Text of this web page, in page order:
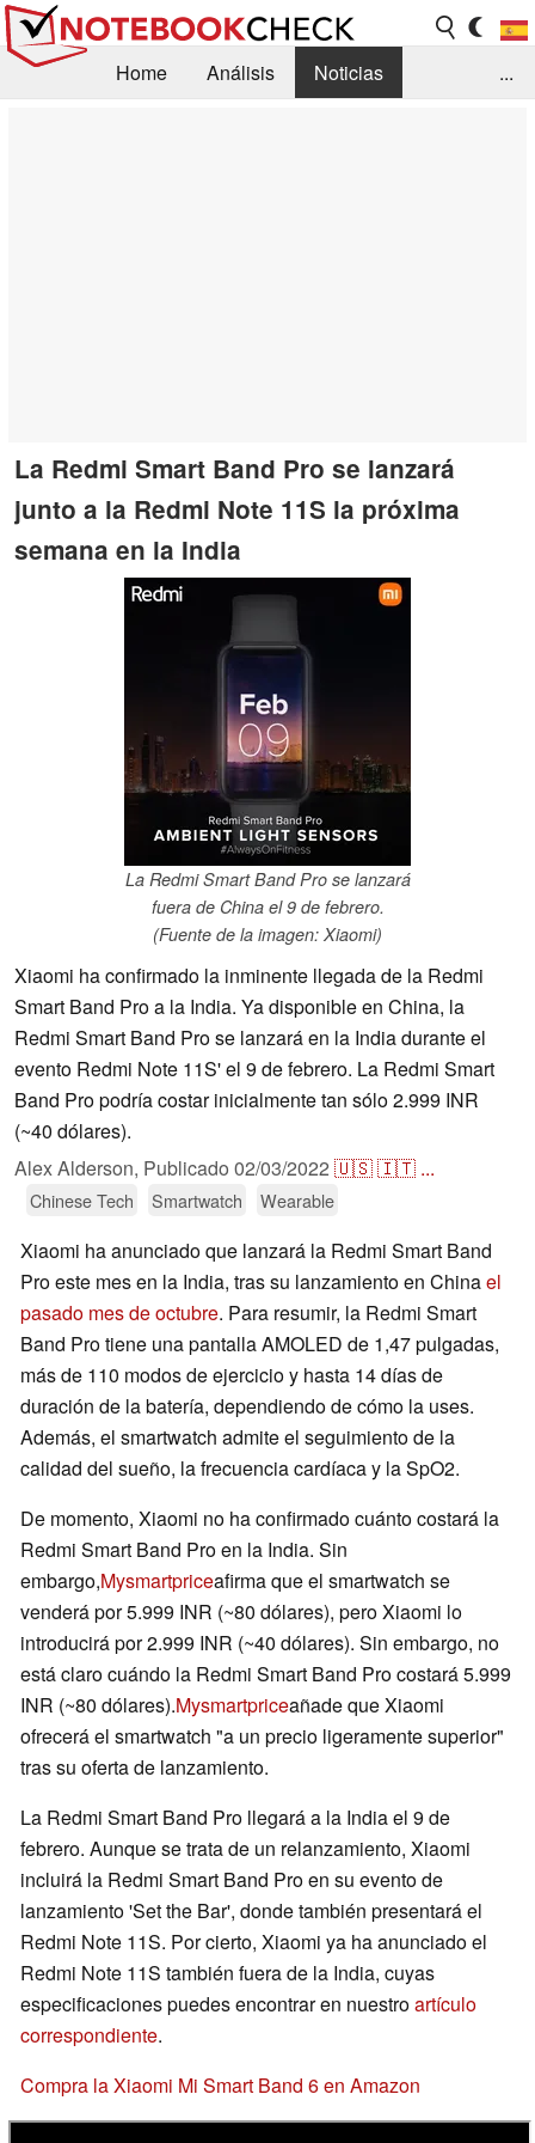
Home Análisis
Noticias
...
La Redmi Smart Band Pro se lanzará
junto a la Redmi Note 11S la próxima
semana en la India
La Redmi Smart Band Pro se lanzará
fuera de China el 9 de febrero.
(Fuente de la imagen: Xiaomi)
Xiaomi ha confirmado la inminente llegada de la Redmi
Smart Band Pro a la India. Ya disponible en China, la
Redmi Smart Band Pro se lanzará en la India durante el
evento Redmi Note 11S' el 9 de febrero. La Redmi Smart
Band Pro podría costar inicialmente tan sólo 2.999 INR
(~40 dólares).
Alex Alderson, Publicado 02/03/2022 🇺🇸🇮🇹 ...
Chinese Tech Smartwatch Wearable
Xiaomi ha anunciado que lanzará la Redmi Smart Band
Pro este mes en la India, tras su lanzamiento en Chinael
pasado mes de octubre. Para resumir, la Redmi Smart
Band Pro tiene una pantalla AMOLED de 1,47 pulgadas,
más de 110 modos de ejercicio y hasta 14 días de
duración de la batería, dependiendo de cómo la uses.
Además, el smartwatch admite el seguimiento de la
calidad del sueño, la frecuencia cardíaca y la SpO2.
De momento, Xiaomi no ha confirmado cuánto costará la
Redmi Smart Band Pro en la India. Sin
embargo,Mysmartpriceafirma que el smartwatch se
venderá por 5.999 INR (~80 dólares), pero Xiaomi lo
introducirá por 2.999 INR (~40 dólares). Sin embargo, no
está claro cuándo la Redmi Smart Band Pro costará 5.999
INR (~80 dólares).Mysmartpriceañade que Xiaomi
ofrecerá el smartwatch "a un precio ligeramente superior"
tras su oferta de lanzamiento.
La Redmi Smart Band Pro llegará a la India el 9 de
febrero. Aunque se trata de un relanzamiento, Xiaomi
incluirá la Redmi Smart Band Pro en su evento de
lanzamiento 'Set the Bar', donde también presentará el
Redmi Note 11S. Por cierto, Xiaomi ya ha anunciado el
Redmi Note 11S también fuera de la India, cuyas
especificaciones puedes encontrar en nuestroartículo
correspondiente.
Compra la Xiaomi Mi Smart Band 6 en Amazon